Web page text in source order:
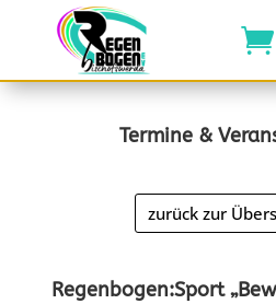
Termine &
zurück zur
Regenbogen:Sport